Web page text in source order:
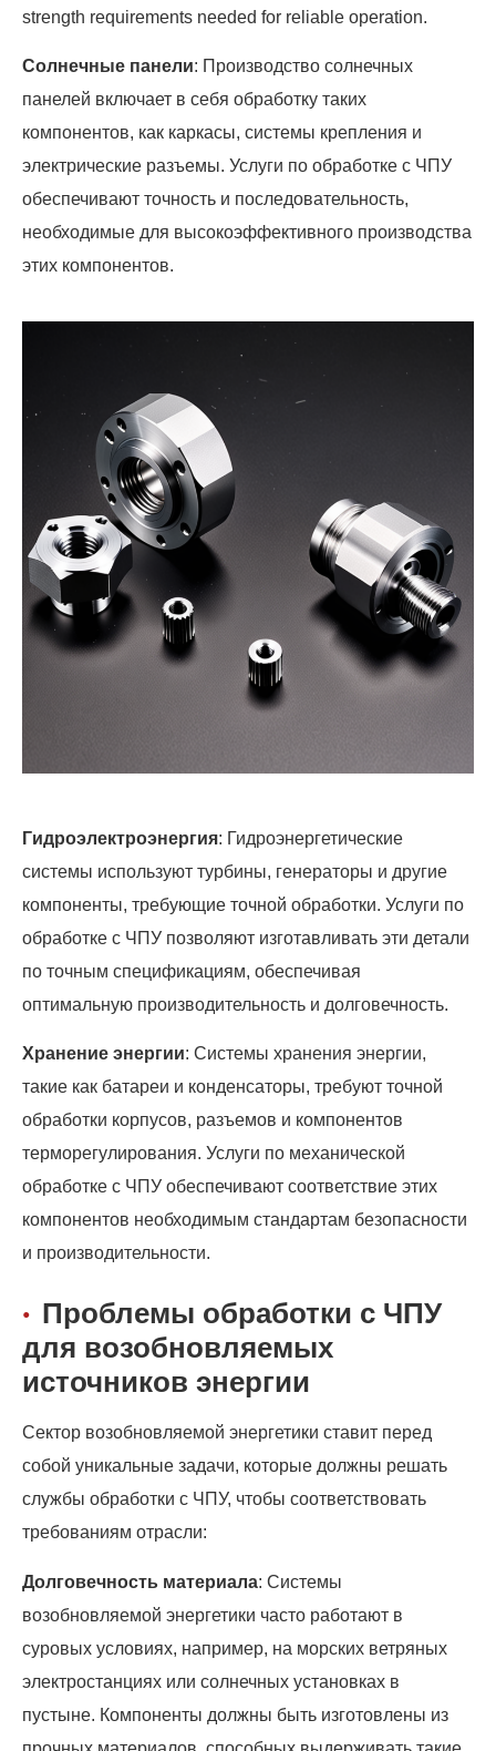
strength requirements needed for reliable operation.
Солнечные панели: Производство солнечных
панелей включает в себя обработку таких
компонентов, как каркасы, системы крепления и
электрические разъемы. Услуги по обработке с ЧПУ
обеспечивают точность и последовательность,
необходимые для высокоэффективного производства
этих компонентов.
Гидроэлектроэнергия: Гидроэнергетические
системы используют турбины, генераторы и другие
компоненты, требующие точной обработки. Услуги по
обработке с ЧПУ позволяют изготавливать эти детали
по точным спецификациям, обеспечивая
оптимальную производительность и долговечность.
Хранение энергии: Системы хранения энергии,
такие как батареи и конденсаторы, требуют точной
обработки корпусов, разъемов и компонентов
терморегулирования. Услуги по механической
обработке с ЧПУ обеспечивают соответствие этих
компонентов необходимым стандартам безопасности
и производительности.
Проблемы обработки с ЧПУ
для возобновляемых
источников энергии
Сектор возобновляемой энергетики ставит перед
собой уникальные задачи, которые должны решать
службы обработки с ЧПУ, чтобы соответствовать
требованиям отрасли:
Долговечность материала: Системы
возобновляемой энергетики часто работают в
суровых условиях, например, на морских ветряных
электростанциях или солнечных установках в
пустыне. Компоненты должны быть изготовлены из